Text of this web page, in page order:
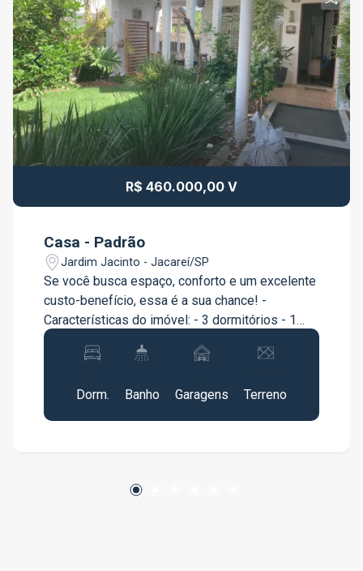
R$ 460.000,00 V
Casa - Padrão
Jardim Jacinto - Jacareí/SP
Se você busca espaço, conforto e um excelente
custo-benefício, essa é a sua chance! -
Características do imóvel: - 3 dormitórios - 1
banheiro - Sala - Cozinha - Vaga para até 2
carros - Terreno amplo com 314,65 m² ? ideal
Localização tranquila no Jardim Jacinto, com
fácil acesso a comércios e vias principais da
Dorm.
Banho
Garagens
Terreno